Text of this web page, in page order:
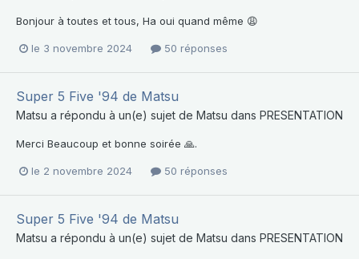
Bonjour à toutes et tous, Ha oui quand même 😩
le 3 novembre 2024 50 réponses
Super 5 Five '94 de Matsu
Matsu a répondu à un(e) sujet de Matsu dans PRESENTATION
Merci Beaucoup et bonne soirée 🙏.
le 2 novembre 2024 50 réponses
Super 5 Five '94 de Matsu
Matsu a répondu à un(e) sujet de Matsu dans PRESENTATION